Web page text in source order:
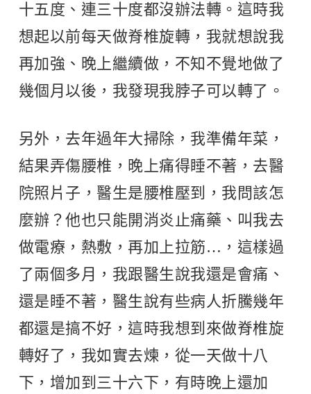
十五度、連三十度都沒辦法轉。這時我
想起以前每天做脊椎旋轉，我就想說我
再加強、晚上繼續做，不知不覺地做了
幾個月以後，我發現我脖子可以轉了。
另外，去年過年大掃除，我準備年菜，
結果弄傷腰椎，晚上痛得睡不著，去醫
院照片子，醫生是腰椎壓到，我問該怎
麼辦？他也只能開消炎止痛藥、叫我去
做電療，熱敷，再加上拉筋…，這樣過
了兩個多月，我跟醫生說我還是會痛、
還是睡不著，醫生說有些病人折騰幾年
都還是搞不好，這時我想到來做脊椎旋
轉好了，我如實去煉，從一天做十八
下，增加到三十六下，有時晚上還加